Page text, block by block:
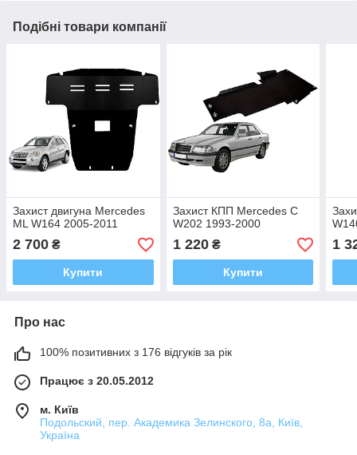
Подібні товари компанії
Захист двигуна Mercedes
ML W164 2005-2011
2 700 ₴
Купити
Захист КПП Mercedes C
W202 1993-2000
1 220₴
Купити
1
Про нас
100% позитивних з 176 відгуків за рік
Працює з 20.05.2012
м. Київ
Подольский, пер. Академика Зелинского, 8а, Київ,
Україна